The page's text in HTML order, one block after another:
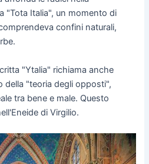
"Tota Italia", un momento di
confini naturali,
"Ytalia" richiama anche
della "teoria degli opposti",
tra bene e male. Questo
di Virgilio.